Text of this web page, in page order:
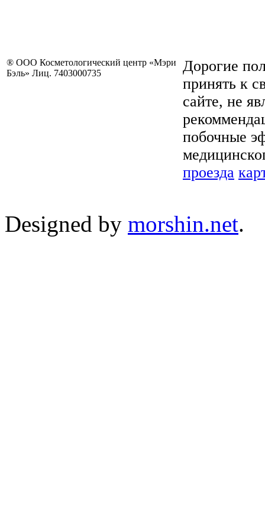
® ООО Косметологический центр «Мэри
Бэль» Лиц. 7403000735
Дорогие
принять к
сайте, не
побочные
проезда
Designed by morshin.net.